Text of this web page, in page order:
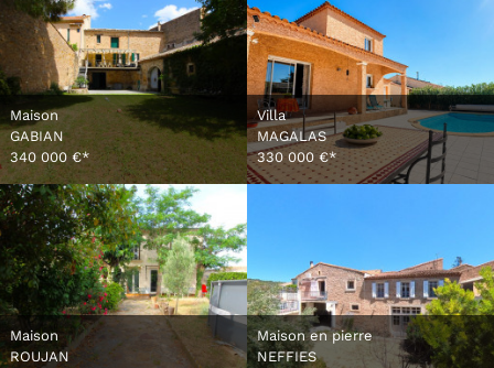
Maison
GABIAN
340 000 €*
Villa
MAGALAS
330 000 €*
Maison
ROUJAN
Maison en pierre
NEFFIES